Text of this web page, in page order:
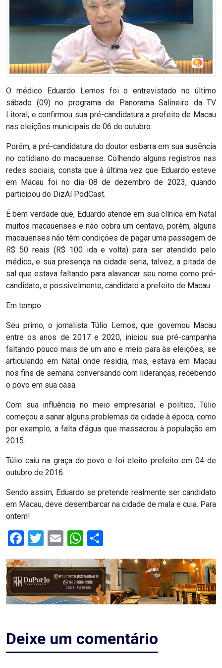
RN
ASSEMBLEIA
E
VOCÊ
ASSEMBLEIA
LEGISLATIVA
DO
RN
ASSEMBLEIA
ASSISTÊNCIA
MÉDICA
BASTIDORES
Blog
BRASIL
CÂMARA
DE
GUAMARÉ
CÂMARA
DE
MACAU
DE
NATAL
CÂMARA
FEDERAL
CÂMARA
MUNICIPAL
MACAU
O médico Eduardo Lemos foi o entrevistado no último
sábado (09) no programa de Panorama Salineiro da TV
Litoral, e confirmou sua pré-candidatura a prefeito de Macau
nas eleições municipais de 06 de outubro.
Porém, a pré-candidatura do doutor esbarra em sua ausência
no cotidiano do macauense. Colhendo alguns registros nas
redes sociais, consta que à última vez que Eduardo esteve
em Macau foi no dia 08 de dezembro de 2023, quando
participou do DizAí PodCast.
É bem verdade que, Eduardo atende em sua clínica em Natal
muitos macauenses e não cobra um centavo, porém, alguns
macauenses não têm condições de pagar uma passagem de
R$ 50 reais (R$ 100 ida e volta) para ser atendido pelo
médico, e sua presença na cidade seria, talvez, a pitada de
sal que estava faltando para alavancar seu nome como pré-
candidato, e possivelmente, candidato a prefeito de Macau.
Em tempo
Seu primo, o jornalista Túlio Lemos, que governou Macau
entre os anos de 2017 e 2020, iniciou sua pré-campanha
faltando pouco mais de um ano e meio para às eleições, se
articulando em Natal onde residia, mas, estava em Macau
nos fins de semana conversando com lideranças, recebendo
o povo em sua casa.
Com sua influência no meio empresarial e político, Túlio
começou a sanar alguns problemas da cidade à época, como
por exemplo; a falta d’água que massacrou à população em
2015.
Túlio caiu na graça do povo e foi eleito prefeito em 04 de
outubro de 2016.
Sendo assim, Eduardo se pretende realmente ser candidato
em Macau, deve desembarcar na cidade de mala e cuia. Para
ontem!
Facebook
Twitter
EmailWhatsApp
Deixe um comentário